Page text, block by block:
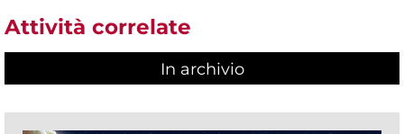
Attività correlate
In archivio